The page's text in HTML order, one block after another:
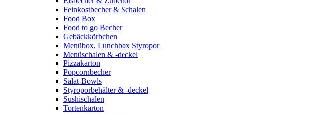
Feinkostbecher & Schalen
Food Box
Food to go Becher
Gebäckkörbchen
Menübox, Lunchbox Styropor
Menüschalen & -deckel
Pizzakarton
Popcornbecher
Salat-Bowls
Styroporbehälter & -deckel
Sushischalen
Tortenkarton